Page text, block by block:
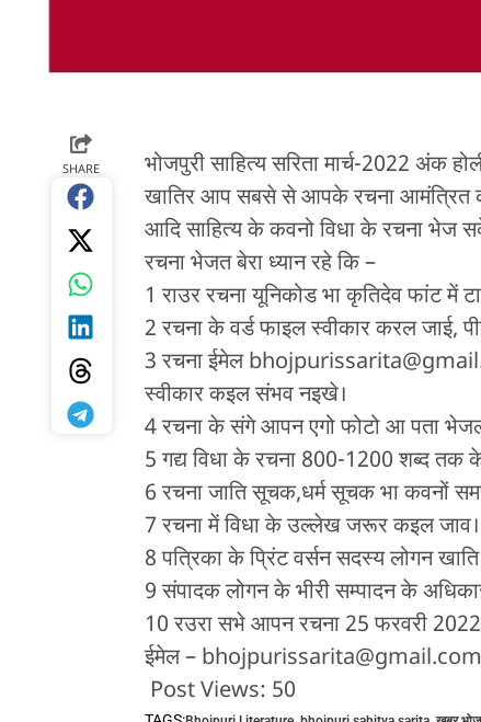
SHARE
भोजपुरी साहित्य सरिता मार्च-2022 अंक
खातिर आप सबसे से आपके रचना आमंत्रित
आदि साहित्य के कवनो विधा के रचना भेज
रचना भेजत बेरा ध्यान रहे कि –
1 राउर रचना यूनिकोड भा कृतिदेव फांट में
2 रचना के वर्ड फाइल स्वीकार करल जाई,
3 रचना ईमेल
स्वीकार कइल संभव नइखे।
4 रचना के संगे आपन एगो फोटो आ पता
5 गद्य विधा के रचना 800-1200 शब्द तक के
6 रचना जाति सूचक,धर्म सूचक भा कवनों
7 रचना में विधा के उल्लेख जरूर कइल जाव।
8 पत्रिका के प्रिंट वर्सन सदस्य लोगन
9 संपादक लोगन के भीरी सम्पादन के
10 रउरा सभे आपन रचना 25 फरवरी
ईमेल – bhojpurissarita@gmail.com
Post Views: 50